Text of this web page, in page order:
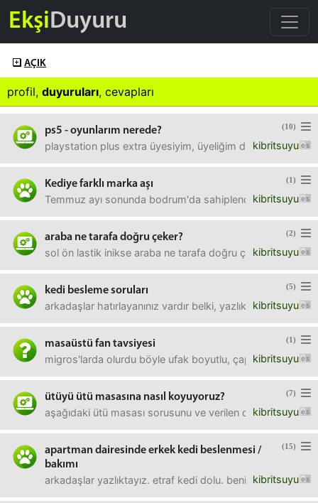
EkşiDuyuru
AÇIK
profil, duyuruları, cevapları
(10)
ps5 - oyunlarım nerede?
kibritsuyu
playstation plus extra üyesiyim, üyeliğim de devam
(1)
Kediye farklı marka aşı
kibritsuyu
Temmuz ayı sonunda bodrum'da sahiplendiğim kedinin,
(2)
araba ne tarafa doğru çeker?
kibritsuyu
sol ön lastik inikse araba ne tarafa doğru çeker?sol
(5)
kedi besleme soruları
kibritsuyu
arkadaşlar hatırlayanınız vardır belki, yazlıkta evimize
(1)
masaüstü fan tavsiyesi
kibritsuyu
migros'larda olurdu böyle ufak boyutlu, çapı en fazla bir
(7)
ütüyü ütü masasına nasıl koyuyoruz?
kibritsuyu
aşağıdaki ütü masası sorusunu ve verilen cevabı
(15)
apartman dairesinde erkek kedi beslenmesi /
bakımı
kibritsuyu
arkadaşlar yazlıktayız. etraf kedi dolu. benim oğlan da